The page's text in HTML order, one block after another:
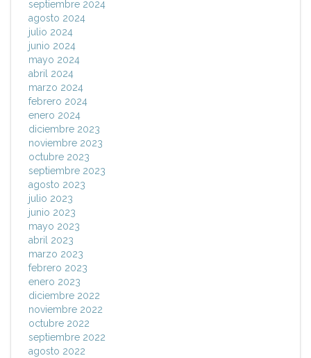
septiembre 2024
agosto 2024
julio 2024
junio 2024
mayo 2024
abril 2024
marzo 2024
febrero 2024
enero 2024
diciembre 2023
noviembre 2023
octubre 2023
septiembre 2023
agosto 2023
julio 2023
junio 2023
mayo 2023
abril 2023
marzo 2023
febrero 2023
enero 2023
diciembre 2022
noviembre 2022
octubre 2022
septiembre 2022
agosto 2022